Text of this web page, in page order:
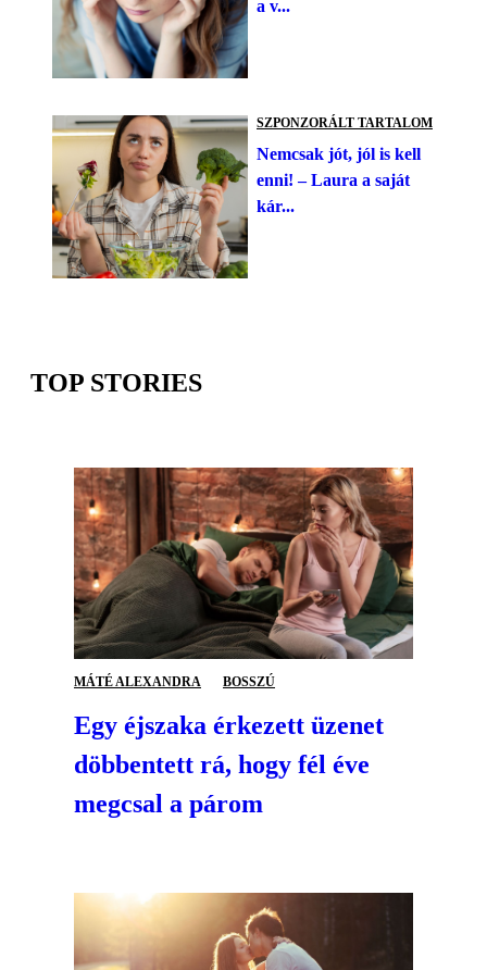
a v...
SZPONZORÁLT TARTALOM
Nemcsak jót, jól is kell
enni! – Laura a saját
kár...
TOP STORIES
MÁTÉ ALEXANDRA BOSSZÚ
Egy éjszaka érkezett üzenet
döbbentett rá, hogy fél éve
megcsal a párom